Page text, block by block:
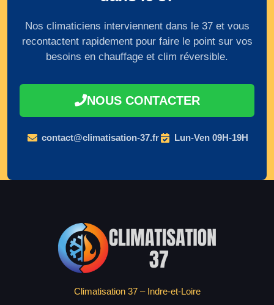
Nos climaticiens interviennent dans le 37 et vous
recontactent rapidement pour faire le point sur vos
besoins en chauffage et clim réversible.
NOUS CONTACTER
contact@climatisation-37.fr Lun-Ven 09H-19H
Climatisation 37 – Indre-et-Loire